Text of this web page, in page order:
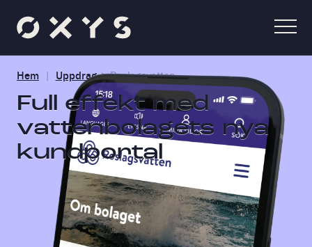
Hem Uppdrag Roslagsvatten
Full effekt med
vattenbolagets nya
kundportal